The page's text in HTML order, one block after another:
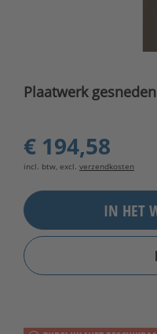
Plaatwerk
€ 194,58
incl. btw, excl. verzendkosten
IN HET